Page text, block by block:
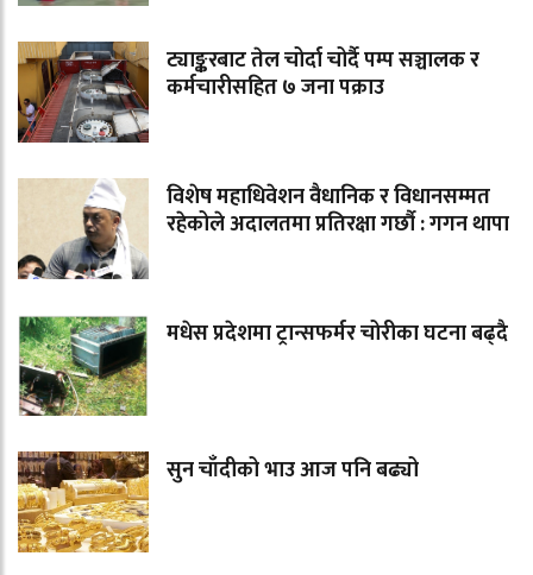
ट्याङ्करबाट तेल चोर्दा चोर्दै पम्प सञ्चालक र
कर्मचारीसहित ७ जना पक्राउ
विशेष महाधिवेशन वैधानिक र विधानसम्मत
रहेकोले अदालतमा प्रतिरक्षा गर्छौ : गगन थापा
मधेस प्रदेशमा ट्रान्सफर्मर चोरीका घटना बढ्दै
सुन चाँदीको भाउ आज पनि बढ्यो